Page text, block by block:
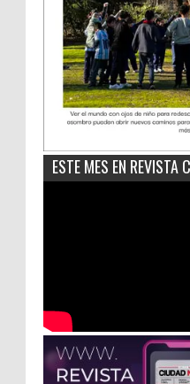
ESTE MES EN REVISTA